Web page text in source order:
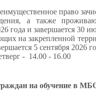
право
а также
года и завершается 30
на закрепленной
5 сентября 2026
- 14.00 - 16.00
на обучение в